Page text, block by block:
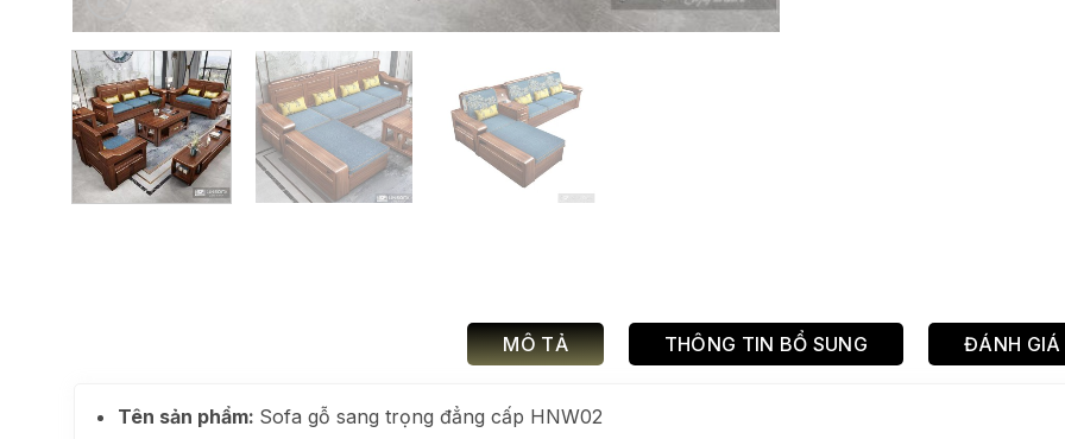
MÔ TẢ THÔNG TIN BỔ SUNG ĐÁNH
Tên sản phẩm: Sofa gỗ sang trọng đẳng cấp HNW02